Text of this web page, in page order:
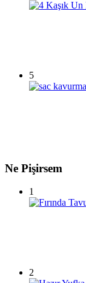
5
Ne Pişirsem
1
2